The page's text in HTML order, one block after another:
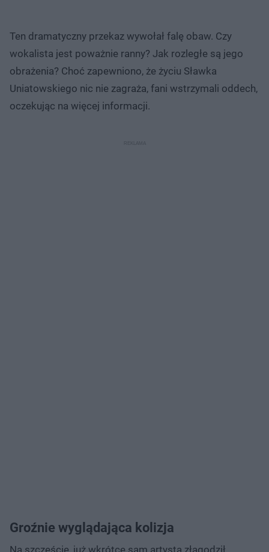
Ten dramatyczny przekaz wywołał falę obaw. Czy
wokalista jest poważnie ranny? Jak rozległe są jego
obrażenia? Choć zapewniono, że życiu Sławka
Uniatowskiego nic nie zagraża, fani wstrzymali oddech,
oczekując na więcej informacji.
Groźnie wyglądająca kolizja
Na szczęście, już wkrótce sam artysta złagodził